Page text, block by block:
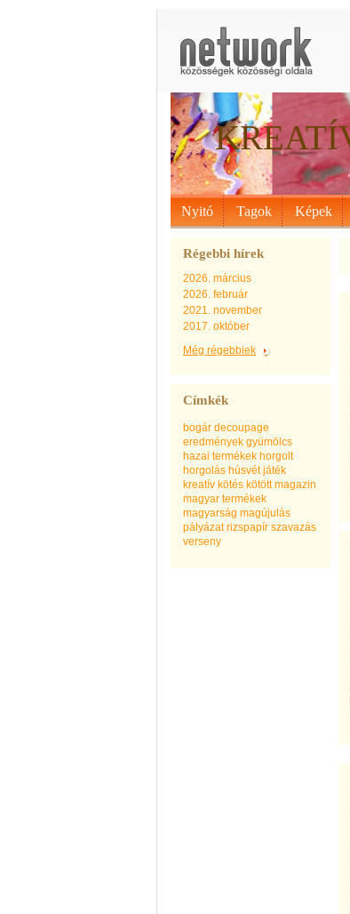
Nyitó Tagok Képek
Régebbi hírek
2026. március
2026. február
2021. november
2017. október
Még régebbiek
Címkék
bogár decoupage
eredmények gyümölcs
hazai termékek horgolt
horgolás húsvét játék
kreatív kötés kötött magazin
magyar termékek
magyarság magújulás
pályázat rizspapír szavazás
verseny